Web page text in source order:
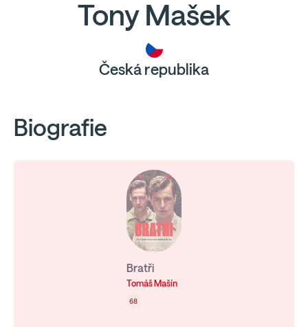
Tony Mašek
Česká republika
Biografie
Bratři
Tomáš Mašín
68